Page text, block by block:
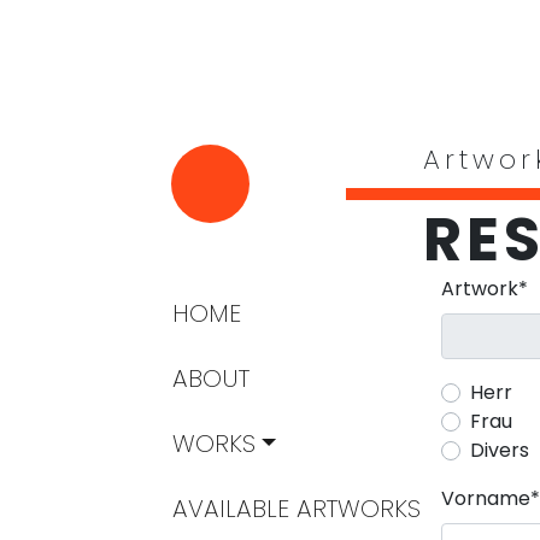
Pflichtfeld
Artwork*
Herr
Frau
Divers
Pflichtfeld
Vorname*
HOME
ABOUT
WORKS
AVAILABLE ARTWORKS